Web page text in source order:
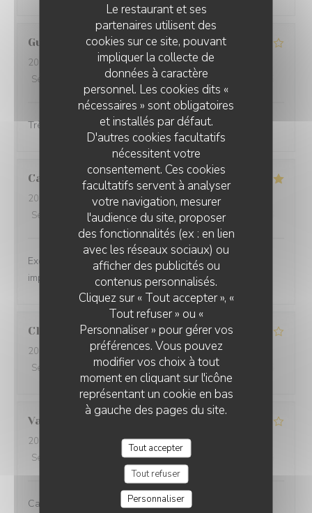
Le restaurant et ses
partenaires utilisent des
cookies sur ce site, pouvant
impliquer la collecte de
données à caractère
personnel. Les cookies dits «
nécessaires » sont obligatoires
et installés par défaut.
D'autres cookies facultatifs
nécessitent votre
consentement. Ces cookies
facultatifs servent à analyser
votre navigation, mesurer
l'audience du site, proposer
des fonctionnalités (ex : en lien
avec les réseaux sociaux) ou
afficher des publicités ou
contenus personnalisés.
Cliquez sur « Tout accepter », «
Tout refuser » ou «
Personnaliser » pour gérer vos
préférences. Vous pouvez
modifier vos choix à tout
moment en cliquant sur l'icône
représentant un cookie en bas
à gauche des pages du site.
Tout accepter
Tout refuser
Personnaliser
Guillaume P
2026-08-05
- 21:15 - Couverts 2
Service
Ambiance: 4/5 Cuisine: 5/5 Qualité / Prix
Très belle vue. Les plats étaient très bons
Catherine L
2026-08-08
- 12:30 - Couverts 3
Service
Ambiance:5 /5 Cuisine : 5/5 Qualité / Prix
Excellent repas dans un cadre magnifique, service
impeccable.
Claire
2026-08-08
- 12:00 - Couverts 2
Service
Ambiance:4 /5 Cuisine:3/5 Qualité / Prix
Valentin
2026-08-05
- 20:45 - Couverts 2
Service
Ambiance:5/5 Cuisine:3/5
Cadre incroyable et service très agréable mais c'est la